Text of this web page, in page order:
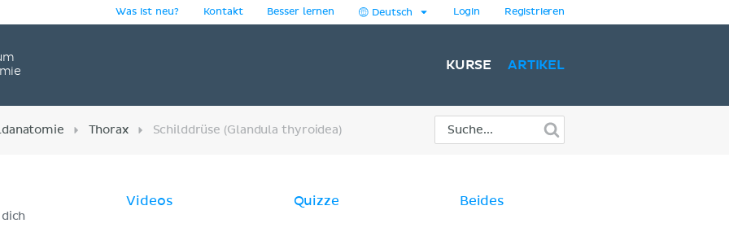
Was ist neu? Kontakt Besser lernen Deutsch Login Registrieren
KURSE ARTIKEL
Thorax Schilddrüse (Glandula thyroidea)
Videos Quizze Beides